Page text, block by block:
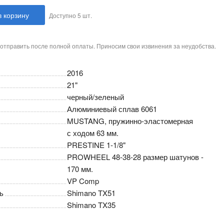
корзину Доступно5 шт.
после полной оплаты. Приносим свои извинения за неудобства.
2016
21"
черный/зеленый
Алюминиевый сплав 6061
MUSTANG, пружинно-эластомерная
с ходом 63 мм.
PRESTINE 1-1/8"
PROWHEEL 48-38-28 размер шатунов -
170 мм.
VP Comp
Shimano TX51
Shimano TX35